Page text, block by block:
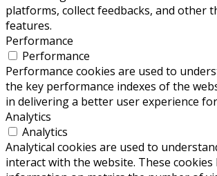
platforms, collect feedbacks, and other
features.
Performance
Performance
Performance cookies are used to
the key performance indexes of the
in delivering a better user experience
Analytics
Analytics
Analytical cookies are used to
interact with the website. These cookies